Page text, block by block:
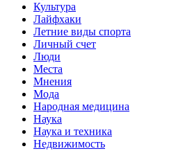
Культура
Лайфхаки
Летние виды спорта
Личный счет
Люди
Места
Мнения
Мода
Народная медицина
Наука
Наука и техника
Недвижимость